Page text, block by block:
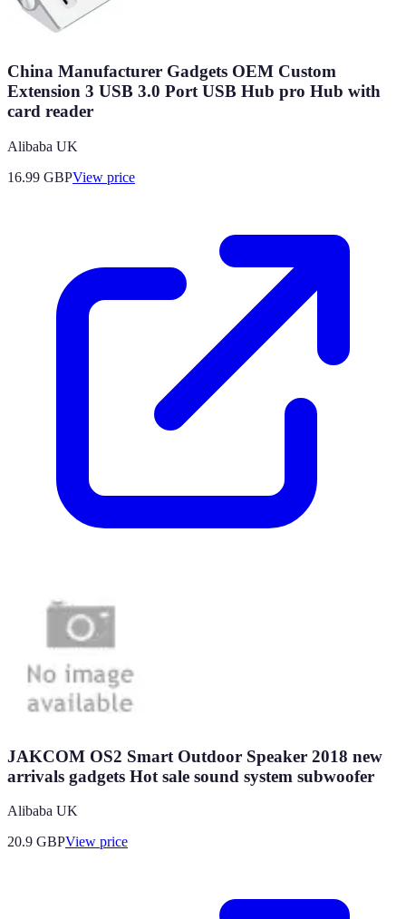
China Manufacturer Gadgets OEM Custom
Extension 3 USB 3.0 Port USB Hub pro Hub with
card reader
Alibaba UK
16.99 GBPView price
JAKCOM OS2 Smart Outdoor Speaker 2018 new
arrivals gadgets Hot sale sound system subwoofer
Alibaba UK
20.9 GBPView price